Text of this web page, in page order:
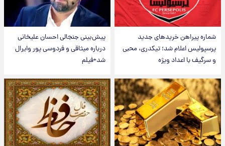
شماره پیراهن خریدهای جدید
پرسپولیس اعلام شد؛ تیکدری، محبی
و سرگیف با اعداد ویژه
پیش‌بینی جنجالی احسان علیخانی
درباره میثاقی و فردوسی پور وایرال
شد+فیلم